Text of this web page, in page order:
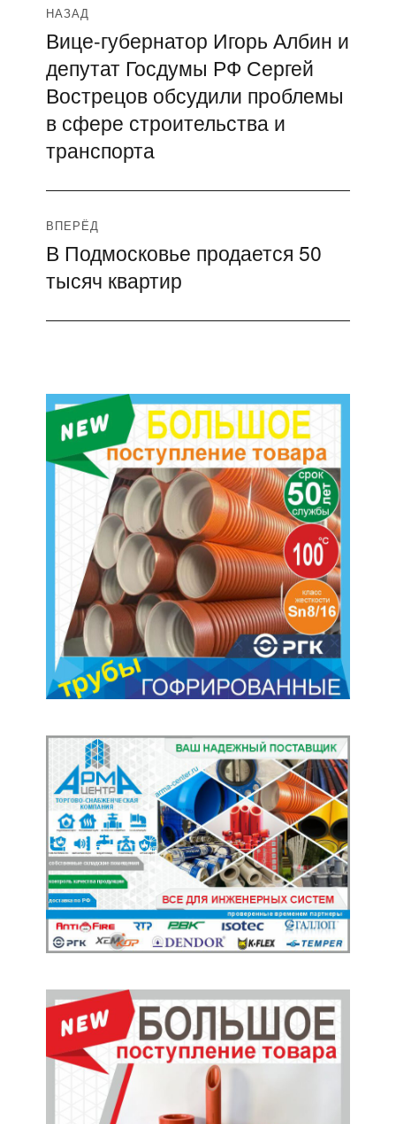
Навигация
по
записям
НАЗАД
Предыдущая
запись:
Вице-губернатор Игорь Албин и
депутат Госдумы РФ Сергей
Вострецов обсудили проблемы
в сфере строительства и
транспорта
ВПЕРЁД
Следующая
запись:
В Подмосковье продается 50
тысяч квартир